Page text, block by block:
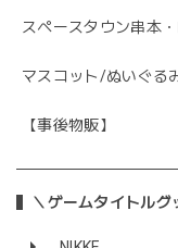
スペースタウン串本
マスコット/ぬいぐる
【事後物販】
＼ゲームタイトルグ